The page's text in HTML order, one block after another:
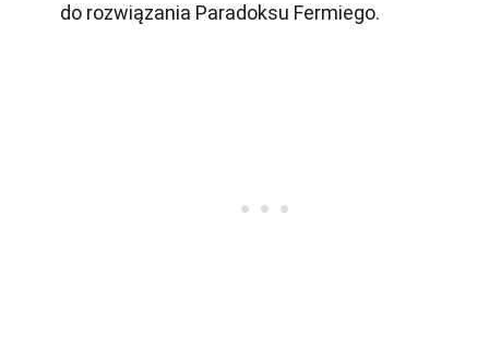
do rozwiązania Paradoksu Fermiego.